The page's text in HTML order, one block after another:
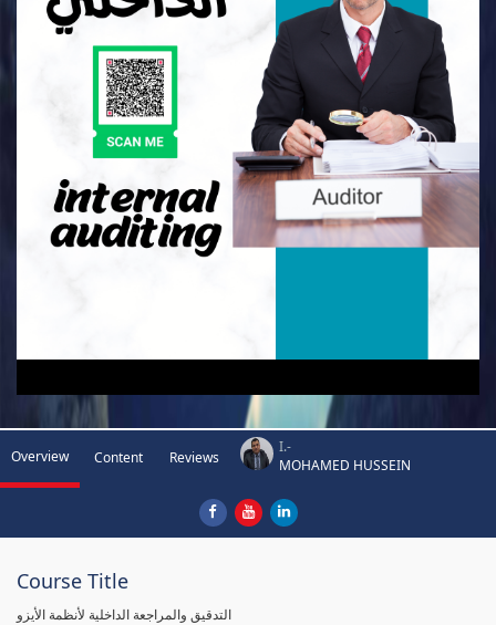
Overview Content Reviews
I.-
MOHAMED HUSSEIN
Course Title
التدقيق والمراجعة الداخلية لأنظمة الأيزو